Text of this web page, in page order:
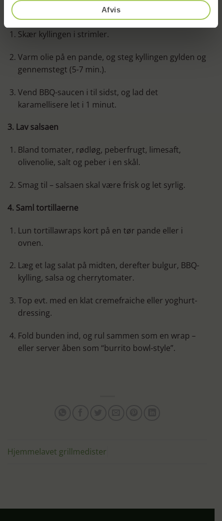
Afvis
2. Steg kyllingen
Skær kyllingen i strimler.
Varm olie på en pande, og steg kyllingen gylden og
gennemstegt (5-7 min.).
Vend BBQ-saucen i til sidst, og lad det
karamellisere let i 1 minut.
3. Lav salsaen
Bland tomater, rødløg, peberfrugt, limesaft,
olivenolie, salt og peber i en skål.
Smag til – salsaen skal være frisk og let syrlig.
4. Saml tortillaerne
Lun tortillawraps kort på en tør pande eller i
ovnen.
Læg et lag salat på midten, derefter bulgur, BBQ-
kylling, salsa og cherrytomater.
Top evt. med en klat cremefraiche eller yoghurt-
dressing.
Fold bunden ind, og rul sammen som en wrap –
eller server åben som “burrito bowl-style”.
Hjemmelavet grillmedister